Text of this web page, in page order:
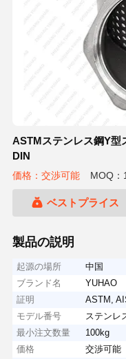
ASTMステンレス鋼Y型
DIN
価格：交渉可能 MOQ：
ベストプライス
製品の説明
起源の場所
中国
ブランド名
YUHAO
証明
ASTM,
モデル番号
ステンレ
最小注文数量
100kg
価格
交渉可能